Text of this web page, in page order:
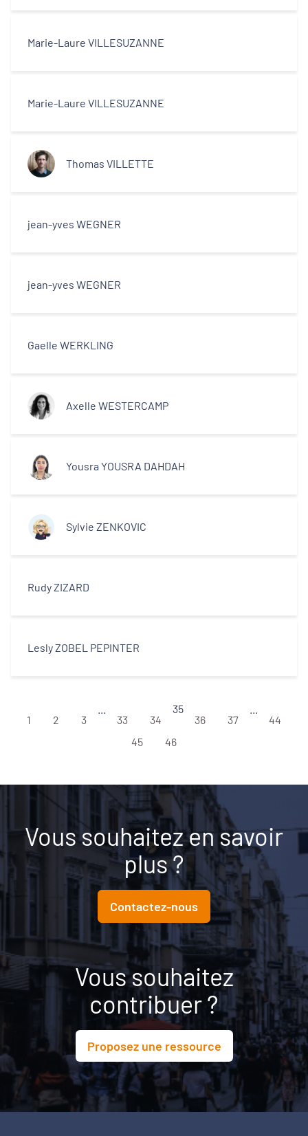
Marie-Laure VILLESUZANNE
Marie-Laure VILLESUZANNE
Thomas VILLETTE
jean-yves WEGNER
jean-yves WEGNER
Gaelle WERKLING
Axelle WESTERCAMP
Yousra YOUSRA DAHDAH
Sylvie ZENKOVIC
Rudy ZIZARD
Lesly ZOBEL PEPINTER
1 2 3
33
34
35
36
37
44
45
46
Vous souhaitez en savoir
plus ?
Contactez-nous
Vous souhaitez
contribuer ?
Proposez une ressource